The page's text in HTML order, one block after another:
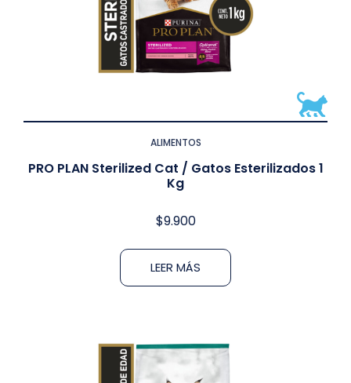
ALIMENTOS
PRO PLAN Sterilized Cat / Gatos Esterilizados 1
Kg
$9.900
LEER MÁS